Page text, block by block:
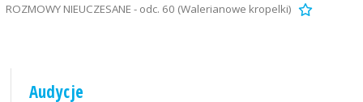
ROZMOWY NIEUCZESANE - odc. 60 (Walerianowe kropelki)
Audycje